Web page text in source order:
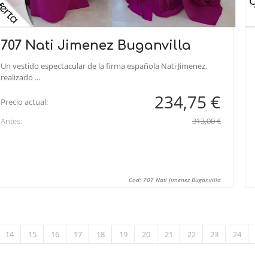
707 Nati Jimenez Buganvilla
Un vestido espectacular de la firma española Nati Jimenez,
realizado ...
Precio actual: 234,75 €
Antes: 313,00 €
Cod: 707 Nati Jimenez Buganvilla
14 15 16 17 18 19 20 21 22 23 24